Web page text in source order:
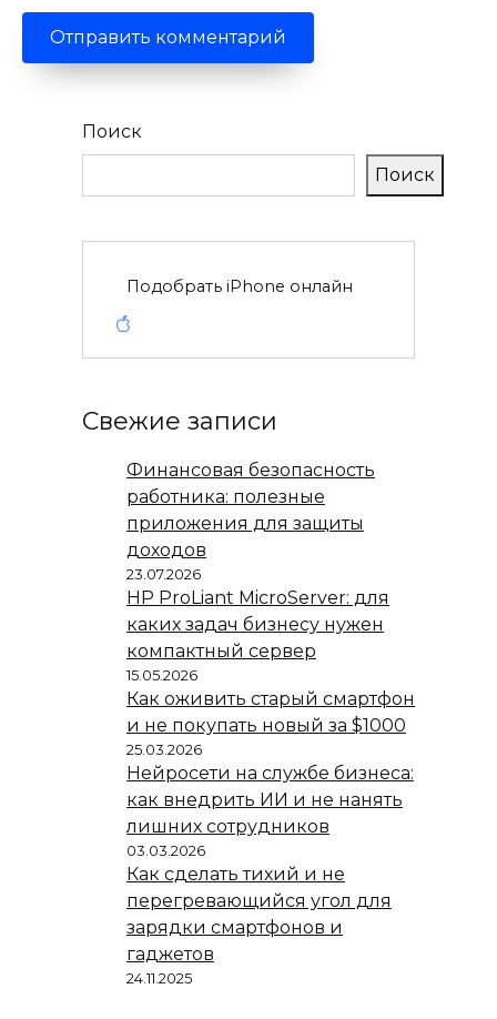
Поиск
Поиск
Подобрать iPhone онлайн
Свежие записи
Финансовая безопасность
работника: полезные
приложения для защиты
доходов
23.07.2026
HP ProLiant MicroServer: для
каких задач бизнесу нужен
компактный сервер
15.05.2026
Как оживить старый смартфон
и не покупать новый за $1000
25.03.2026
Нейросети на службе бизнеса:
как внедрить ИИ и не нанять
лишних сотрудников
03.03.2026
Как сделать тихий и не
перегревающийся угол для
зарядки смартфонов и
гаджетов
24.11.2025